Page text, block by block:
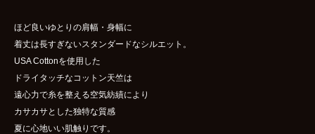
ほど良いゆとりの肩幅・身幅に
着丈は長すぎないスタンダードなシルエット。
USA Cottonを使用した
ドライタッチなコットン天竺は
遠心力で糸を整える空気紡績により
カサカサとした独特な質感
夏に心地いい肌触りです。